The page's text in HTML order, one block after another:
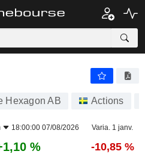
Hexagon AB Actions
18:00:00 07/08/2026 Varia. 1 janv.
% -10,85 %